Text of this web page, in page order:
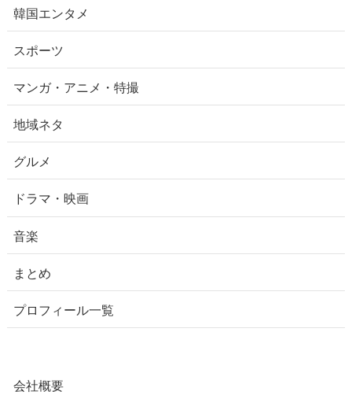
韓国エンタメ
スポーツ
マンガ・アニメ・特撮
地域ネタ
グルメ
ドラマ・映画
音楽
まとめ
プロフィール一覧
会社概要